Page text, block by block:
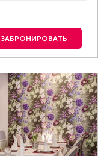
ЗАБРОНИРОВАТЬ